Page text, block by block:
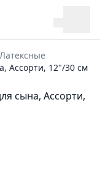
Латексные
Ассорти, 12"/30 см